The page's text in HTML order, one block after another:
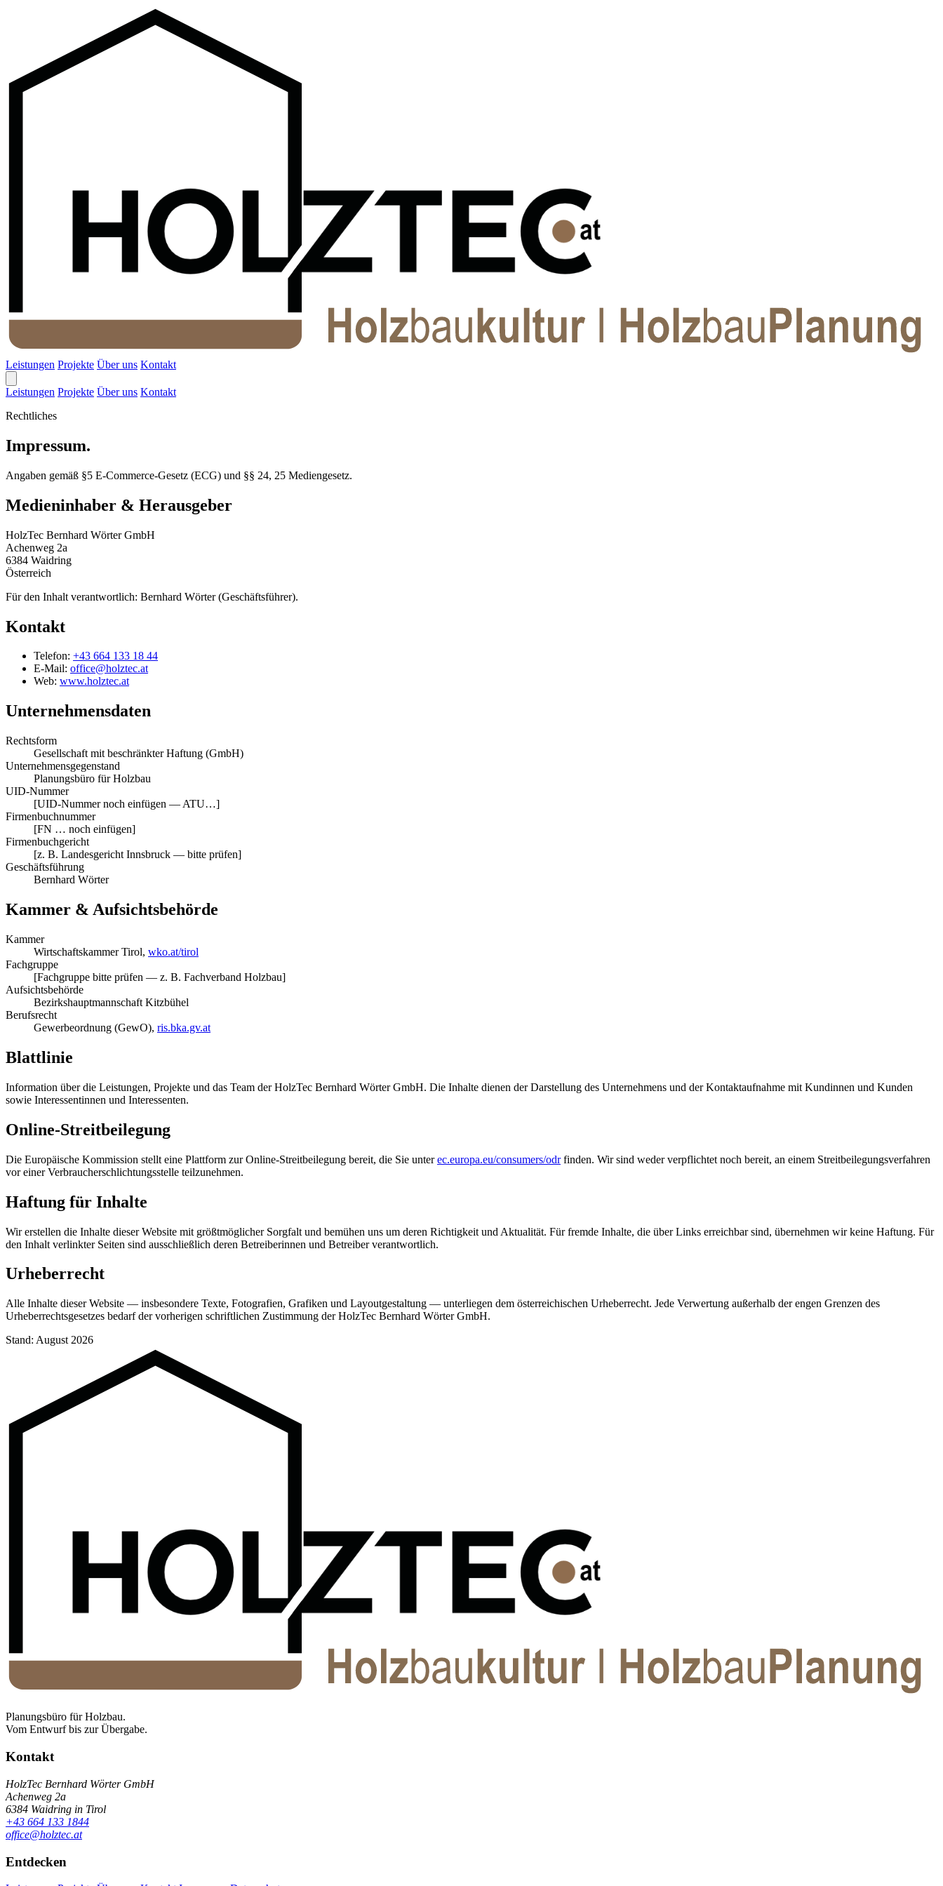
Leistungen Projekte Über uns Kontakt
Leistungen Projekte Über uns Kontakt
Rechtliches
Impressum.
Angaben gemäß §5 E-Commerce-Gesetz (ECG) und §§ 24, 25 Mediengesetz.
Medieninhaber & Herausgeber
HolzTec Bernhard Wörter GmbH
Achenweg 2a
6384 Waidring
Österreich
Für den Inhalt verantwortlich: Bernhard Wörter (Geschäftsführer).
Kontakt
Telefon: +43 664 133 18 44
E-Mail: office@holztec.at
Web: www.holztec.at
Unternehmensdaten
Rechtsform
Gesellschaft mit beschränkter Haftung (GmbH)
Unternehmens­gegenstand
Planungsbüro für Holzbau
UID-Nummer
[UID-Nummer noch einfügen — ATU…]
Firmenbuch­nummer
[FN … noch einfügen]
Firmenbuch­gericht
[z. B. Landesgericht Innsbruck — bitte prüfen]
Geschäfts­führung
Bernhard Wörter
Kammer & Aufsichtsbehörde
Kammer
Wirtschaftskammer Tirol, wko.at/tirol
Fachgruppe
[Fachgruppe bitte prüfen — z. B. Fachverband Holzbau]
Aufsichts­behörde
Bezirkshauptmannschaft Kitzbühel
Berufsrecht
Gewerbeordnung (GewO), ris.bka.gv.at
Blattlinie
Information über die Leistungen, Projekte und das Team der HolzTec Bernhard Wörter GmbH. Die Inhalte dienen der Darstellung des Unternehmens und der Kontaktaufnahme mit Kundinnen und Kunden
sowie Interessentinnen und Interessenten.
Online-Streitbeilegung
Die Europäische Kommission stellt eine Plattform zur Online-Streitbeilegung bereit, die Sie unterec.europa.eu/consumers/odrfinden. Wir sind weder verpflichtet noch bereit, an einem Streitbeilegungsverfahren
vor einer Verbraucherschlichtungsstelle teilzunehmen.
Haftung für Inhalte
Wir erstellen die Inhalte dieser Website mit größtmöglicher Sorgfalt und bemühen uns um deren Richtigkeit und Aktualität. Für fremde Inhalte, die über Links erreichbar sind, übernehmen wir keine Haftung. Für
den Inhalt verlinkter Seiten sind ausschließlich deren Betreiberinnen und Betreiber verantwortlich.
Urheberrecht
Alle Inhalte dieser Website — insbesondere Texte, Fotografien, Grafiken und Layoutgestaltung — unterliegen dem österreichischen Urheberrecht. Jede Verwertung außerhalb der engen Grenzen des
Urheberrechtsgesetzes bedarf der vorherigen schriftlichen Zustimmung der HolzTec Bernhard Wörter GmbH.
Stand: August 2026
Planungsbüro für Holzbau.
Vom Entwurf bis zur Übergabe.
Kontakt
HolzTec Bernhard Wörter GmbH
Achenweg 2a
6384 Waidring in Tirol
+43 664 133 1844
office@holztec.at
Entdecken